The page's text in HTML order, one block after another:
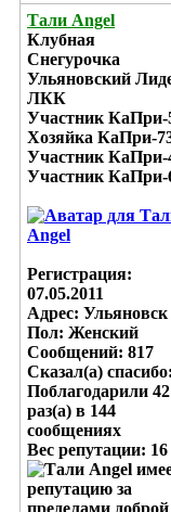
Тали Angel
Клубная
Снегурочка
Ульяновский
ЛКК
Участник КаПри-
Хозяйка КаПри-
Участник КаПри-
Участник КаПри-
Регистрация:
07.05.2011
Адрес: Ульяновск
Пол: Женский
Сообщений: 817
Сказал(а)
Поблагодарили
раз(а) в 144
сообщениях
Вес репутации: 16